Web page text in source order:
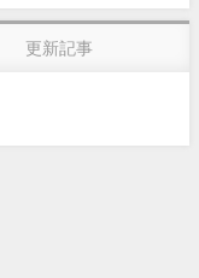
更新記事